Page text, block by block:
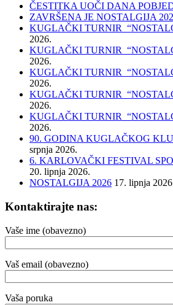
ČESTITKA UOČI DANA
ZAVRŠENA JE NOSTALGIJA
KUGLAČKI TURNIR
2026.
KUGLAČKI TURNIR
2026.
KUGLAČKI TURNIR
2026.
KUGLAČKI TURNIR
2026.
KUGLAČKI TURNIR
2026.
90. GODINA KUGLAČKOG
srpnja 2026.
6. KARLOVAČKI FESTIVAL
20. lipnja 2026.
NOSTALGIJA 2026 17. lipnja
Kontaktirajte nas:
Vaše ime (obavezno)
Vaš email (obavezno)
Vaša poruka